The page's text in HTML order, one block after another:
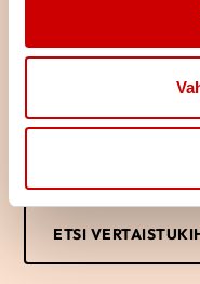
Oletko sairastunut tai
kokemuksistasi toisen
Usein saman kokenut
tai hänen läheistään ja
ETSI